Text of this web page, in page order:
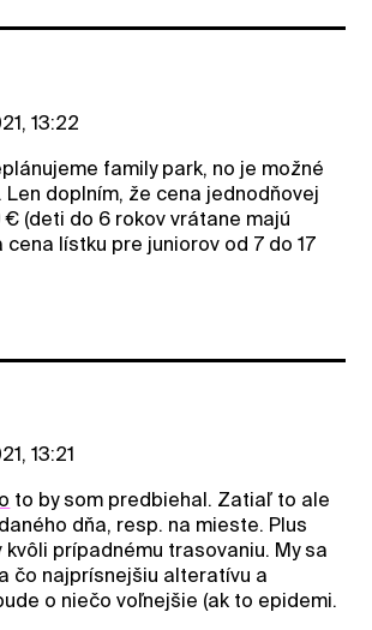
13:22
family park, no je možné
doplním, že cena jednodňovej
€ (deti do 6 rokov vrátane majú
lístku pre juniorov od 7 do 17
13:21
to by som predbiehal. Zatiaľ to ale
dňa, resp. na mieste. Plus
prípadnému trasovaniu. My sa
čo najprísnejšiu alteratívu a
o niečo voľnejšie (ak to epidemi.